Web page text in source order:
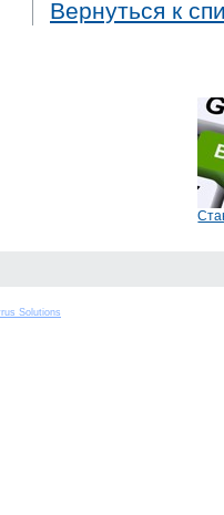
Вернуться к
Solutions